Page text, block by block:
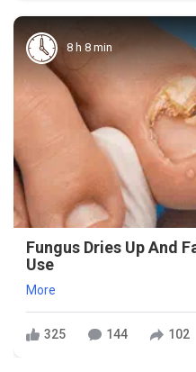
8 h 8 min
Fungus Dries Up And
Use
More
325 144 102